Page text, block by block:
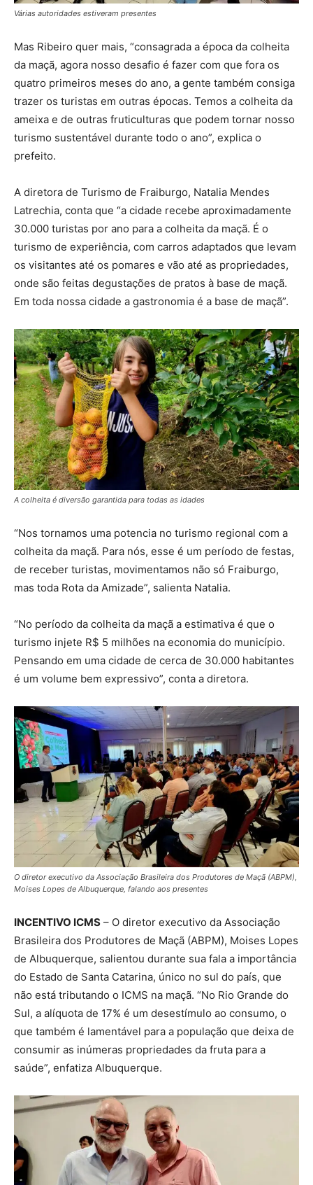
Várias autoridades estiveram presentes
Mas Ribeiro quer mais, “consagrada a época da colheita
da maçã, agora nosso desafio é fazer com que fora os
quatro primeiros meses do ano, a gente também consiga
trazer os turistas em outras épocas. Temos a colheita da
ameixa e de outras fruticulturas que podem tornar nosso
turismo sustentável durante todo o ano”, explica o
prefeito.
A diretora de Turismo de Fraiburgo, Natalia Mendes
Latrechia, conta que “a cidade recebe aproximadamente
30.000 turistas por ano para a colheita da maçã. É o
turismo de experiência, com carros adaptados que levam
os visitantes até os pomares e vão até as propriedades,
onde são feitas degustações de pratos à base de maçã.
Em toda nossa cidade a gastronomia é a base de maçã”.
A colheita é diversão garantida para todas as idades
“Nos tornamos uma potencia no turismo regional com a
colheita da maçã. Para nós, esse é um período de festas,
de receber turistas, movimentamos não só Fraiburgo,
mas toda Rota da Amizade”, salienta Natalia.
“No período da colheita da maçã a estimativa é que o
turismo injete R$ 5 milhões na economia do município.
Pensando em uma cidade de cerca de 30.000 habitantes
é um volume bem expressivo”, conta a diretora.
O diretor executivo da Associação Brasileira dos Produtores de Maçã (ABPM),
Moises Lopes de Albuquerque, falando aos presentes
INCENTIVO ICMS – O diretor executivo da Associação
Brasileira dos Produtores de Maçã (ABPM), Moises Lopes
de Albuquerque, salientou durante sua fala a importância
do Estado de Santa Catarina, único no sul do país, que
não está tributando o ICMS na maçã. “No Rio Grande do
Sul, a alíquota de 17% é um desestímulo ao consumo, o
que também é lamentável para a população que deixa de
consumir as inúmeras propriedades da fruta para a
saúde”, enfatiza Albuquerque.